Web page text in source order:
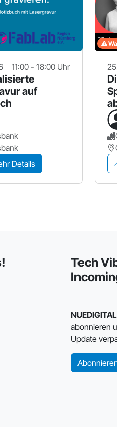
11:00 - 18:00 Uhr
auf
Details
Tech
NUEDIGITAL
abonnieren
Update